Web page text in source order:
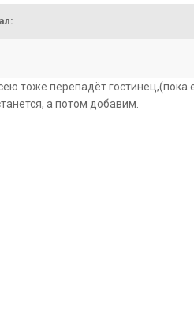
тоже перепадёт гостинец,(пока
а потом добавим.